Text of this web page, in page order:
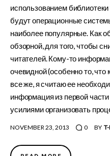
использованием
будут операционные
наиболее популярные. Как
обзорной, для того, чтобы
читателей. Кому-то
очевидной (особенно то, что
все же, я считаю ее
информация из первой
усилиями организовать
NOVEMBER 23, 2013 0 BY